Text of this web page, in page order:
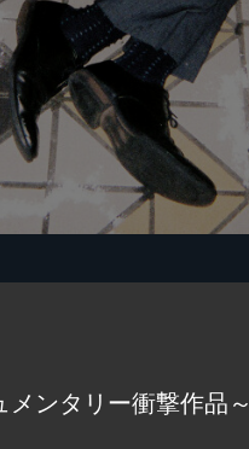
ンタリー衝撃作品～